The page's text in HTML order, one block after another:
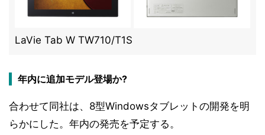
LaVie Tab W TW710/T1S
年内に追加モデル登場か?
合わせて同社は、8型Windowsタブレットの開発を明
らかにした。年内の発売を予定する。